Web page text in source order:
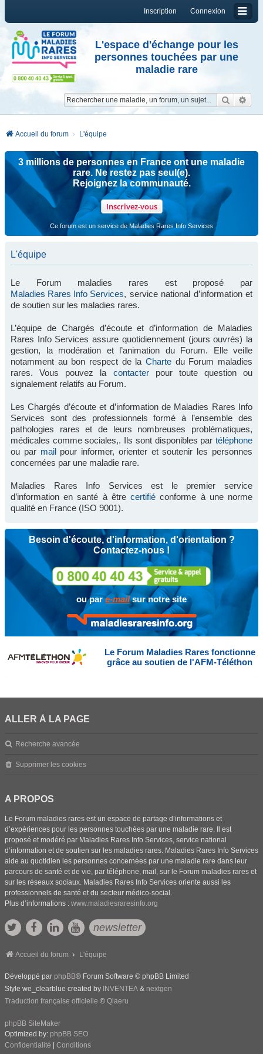
Connexion
Inscription
L'espace d'échange pour les
personnes touchées par une
maladie rare
Accueil du forum L'équipe
3 millions de personnes en France ont une maladie
rare. Ne restez pas seul(e).
Rejoignez la communauté.
Inscrivez-vous
Ce forum est un service de Maladies Rares Info Services
L'équipe
Le Forum maladies rares est proposé par
Maladies Rares Info Services, service national d’information et
de soutien sur les maladies rares.
L’équipe de Chargés d’écoute et d’information de Maladies
Rares Info Services assure quotidiennement (jours ouvrés) la
gestion, la modération et l’animation du Forum. Elle veille
notamment au bon respect de la Charte du Forum maladies
rares. Vous pouvez la contacterpour toute question ou
signalement relatifs au Forum.
Les Chargés d’écoute et d’information de Maladies Rares Info
Services sont des professionnels formé à l’ensemble des
pathologies rares et de leurs nombreuses problématiques,
médicales comme sociales,. Ils sont disponibles par téléphone
ou par mailpour informer, orienter et soutenir les personnes
concernées par une maladie rare.
Maladies Rares Info Services est le premier service
d’information en santé à êtrecertifié conforme à une norme
qualité en France (ISO 9001).
Besoin d'écoute, d'information, d'orientation ?
Contactez-nous !
ou pare-mailsur notre site
Le Forum Maladies Rares fonctionne
grâce au soutien de l'AFM-Téléthon
ALLER À LA PAGE
Recherche avancée
Supprimer les cookies
A PROPOS
Le Forum maladies rares est un espace de partage d’informations et
d’expériences pour les personnes touchées par une maladie rare. Il est
proposé et modéré par Maladies Rares Info Services, service national
d’information et de soutien sur les maladies rares. Maladies Rares Info Services
aide au quotidien les personnes concernées par une maladie rare dans leur
parcours de santé et de vie, par téléphone, mail, sur le Forum maladies rares et
sur les réseaux sociaux. Maladies Rares Info Services oriente aussi les
professionnels de santé et du secteur médico-social.
Plus d’informations : www.maladiesraresinfo.org
newsletter
Accueil du forum L'équipe
Développé par phpBB® Forum Software © phpBB Limited
Style we_clearblue created by INVENTEA & nextgen
Traduction française officielle © Qiaeru
phpBB SiteMaker
Optimized by: phpBB SEO
Confidentialité
Conditions